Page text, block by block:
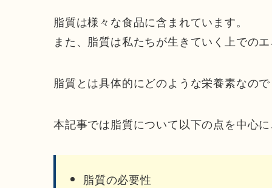
脂質は様々な食品に含まれています。
また、脂質は私たちが生きていく上での
脂質とは具体的にどのような栄養素なの
本記事では脂質について以下の点を中心
脂質の必要性